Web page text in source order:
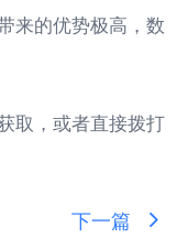
来的优势极高，数
取，或者直接拨打
下一篇